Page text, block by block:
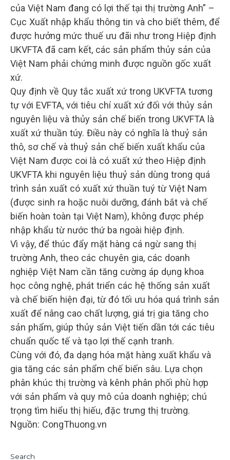
của Việt Nam đang có lợi thế tại thị trường Anh” –
Cục Xuất nhập khẩu thông tin và cho biết thêm, để
được hưởng mức thuế ưu đãi như trong Hiệp định
UKVFTA đã cam kết, các sản phẩm thủy sản của
Việt Nam phải chứng minh được nguồn gốc xuất
xứ.
Quy định về Quy tắc xuất xứ trong UKVFTA tương
tự với EVFTA, với tiêu chí xuất xứ đối với thủy sản
nguyên liệu và thủy sản chế biến trong UKVFTA là
xuất xứ thuần túy. Điều này có nghĩa là thuỷ sản
thô, sơ chế và thuỷ sản chế biến xuất khẩu của
Việt Nam được coi là có xuất xứ theo Hiệp định
UKVFTA khi nguyên liệu thuỷ sản dùng trong quá
trình sản xuất có xuất xứ thuần tuý từ Việt Nam
(được sinh ra hoặc nuôi dưỡng, đánh bắt và chế
biến hoàn toàn tại Việt Nam), không được phép
nhập khẩu từ nước thứ ba ngoài hiệp định.
Vì vậy, để thúc đẩy mặt hàng cá ngừ sang thị
trường Anh, theo các chuyên gia, các doanh
nghiệp Việt Nam cần tăng cường áp dụng khoa
học công nghệ, phát triển các hệ thống sản xuất
và chế biến hiện đại, từ đó tối ưu hóa quá trình sản
xuất để nâng cao chất lượng, giá trị gia tăng cho
sản phẩm, giúp thủy sản Việt tiến dần tới các tiêu
chuẩn quốc tế và tạo lợi thế cạnh tranh.
Cùng với đó, đa dạng hóa mặt hàng xuất khẩu và
gia tăng các sản phẩm chế biến sâu. Lựa chọn
phân khúc thị trường và kênh phân phối phù hợp
với sản phẩm và quy mô của doanh nghiệp; chú
trọng tìm hiểu thị hiếu, đặc trưng thị trường.
Nguồn: CongThuong.vn
Search